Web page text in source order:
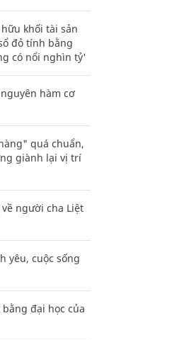
khối tài sản
đỏ tính bằng
có nổi nghìn tỷ'
hàm cơ
quá chuẩn,
giành lại vị trí
người cha Liệt
yêu, cuộc sống
đại học của